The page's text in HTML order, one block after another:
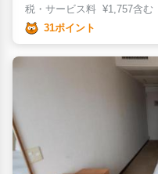
税・サービス料 ¥1,757含む
31ポイント